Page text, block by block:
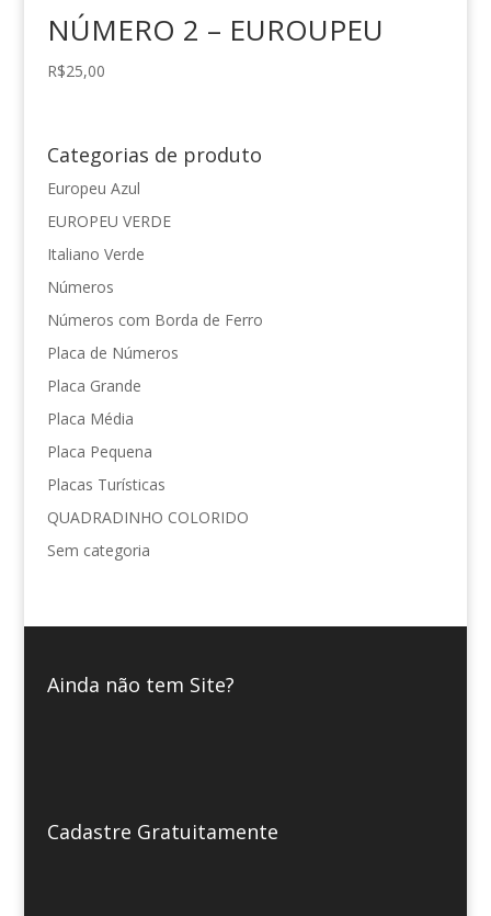
NÚMERO 2 – EUROUPEU
R$25,00
Categorias de produto
Europeu Azul
EUROPEU VERDE
Italiano Verde
Números
Números com Borda de Ferro
Placa de Números
Placa Grande
Placa Média
Placa Pequena
Placas Turísticas
QUADRADINHO COLORIDO
Sem categoria
Ainda não tem Site?
Cadastre Gratuitamente